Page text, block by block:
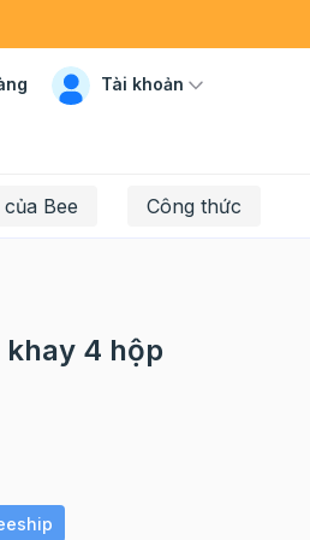
Tài khoản
Bee Công thức
khay 4 hộp